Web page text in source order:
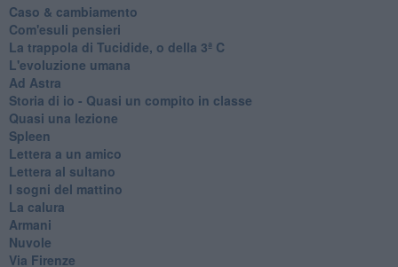
Caso & cambiamento
Com'esuli pensieri
La trappola di Tucidide, o della 3ª C
L'evoluzione umana
Ad Astra
Storia di io - Quasi un compito in classe
Quasi una lezione
Spleen
Lettera a un amico
Lettera al sultano
I sogni del mattino
La calura
Armani
Nuvole
Via Firenze